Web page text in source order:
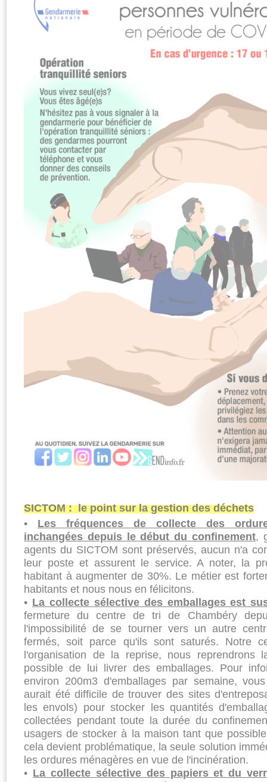
SICTOM : le point sur la gestion des déchets
• Les fréquences de collecte des
inchangées depuis le début du confinement,
agents du SICTOM sont préservés, aucun n'a
leur poste et assurent le service. A noter, la
habitant à augmenter de 30%. Le métier est
habitants et nous nous en félicitons.
• La collecte sélective des emballages est
fermeture du centre de tri de Chambéry
l'impossibilité de se tourner vers un autre
fermés, soit parce qu'ils sont saturés. Notre
l'organisation de la reprise, nous reprendrons
possible de lui livrer des emballages. Pour
environ 200m3 d'emballages par semaine,
aurait été difficile de trouver des sites
les envols) pour stocker les quantités
collectées pendant toute la durée du
usagers de stocker à la maison tant que
cela devient problématique, la seule solution
les ordures ménagères en vue de l'incinération.
• La collecte sélective des papiers et du